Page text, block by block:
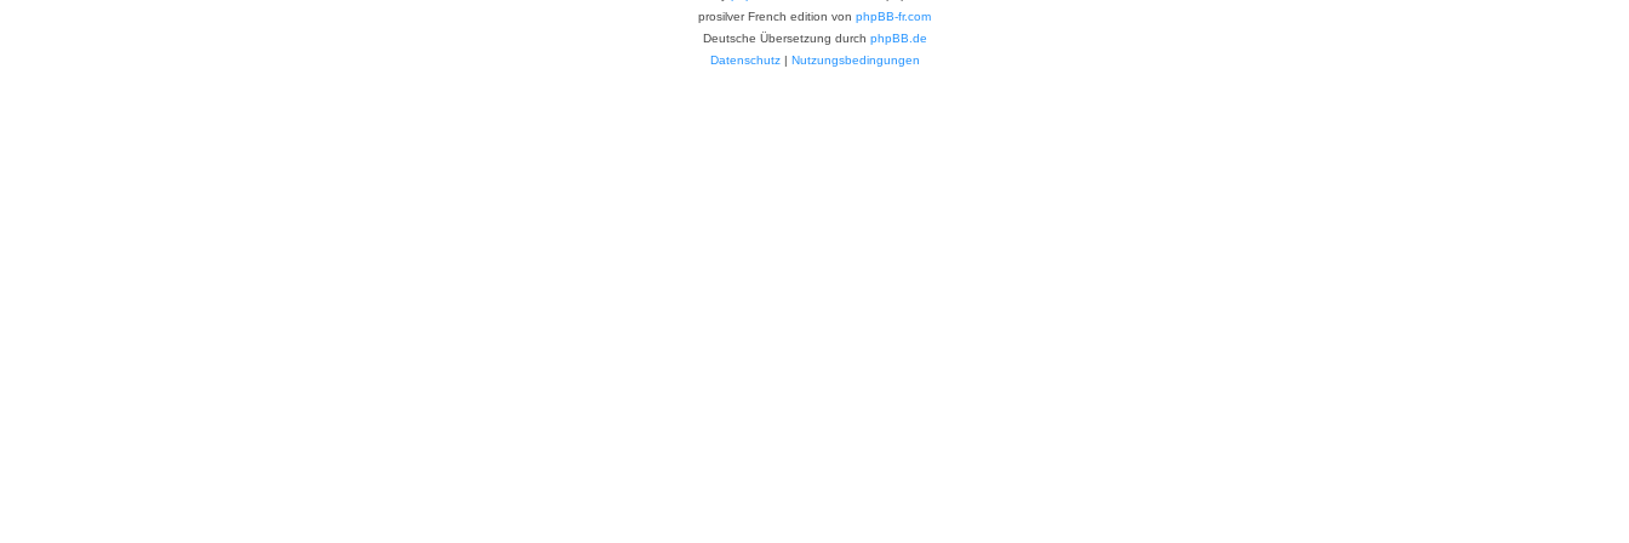
prosilver French edition von phpBB-fr.com
Deutsche Übersetzung durch phpBB.de
Datenschutz| Nutzungsbedingungen